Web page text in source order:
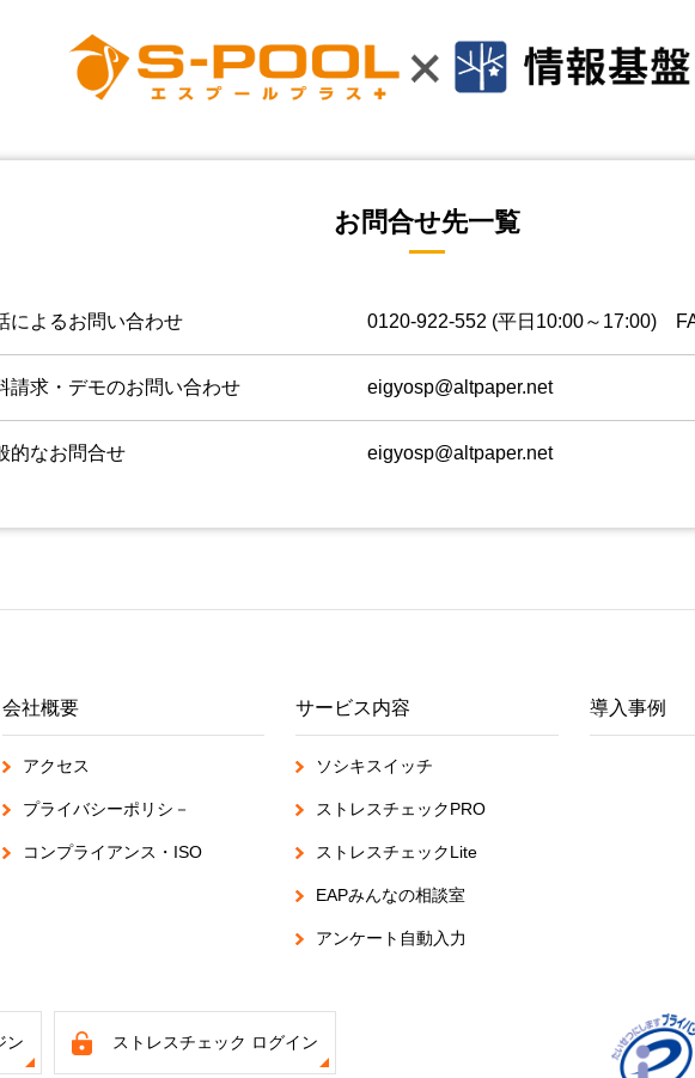
お問合せ先一覧
によるお問い合わせ 0120-922-552 (平日10:00～17:00)
請求・デモのお問い合わせ eigyosp@altpaper.net
的なお問合せ eigyosp@altpaper.net
会社概要
アクセス
プライバシーポリシ－
コンプライアンス・ISO
サービス内容
ソシキスイッチ
ストレスチェックPRO
ストレスチェックLite
EAPみんなの相談室
アンケート自動入力
導入事例
ン ストレスチェック ログイン